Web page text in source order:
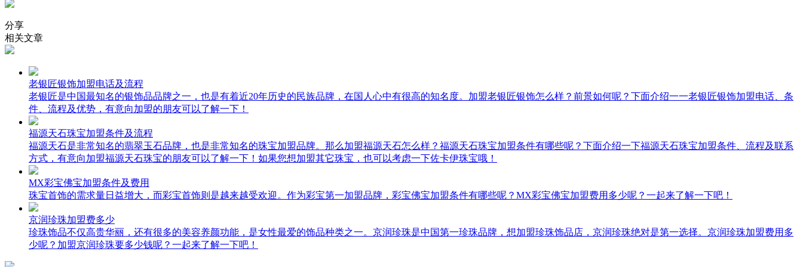
分享
相关文章
老银匠银饰加盟电话及流程
老银匠是中国最知名的银饰品品牌之一，也是有着近20年历史的民族品牌，在国人心中有很高的知名度。加盟老银匠银饰怎么样？前景如何呢？下面介绍一一老银匠银饰加盟电话、条
件、流程及优势，有意向加盟的朋友可以了解一下！
福源天石珠宝加盟条件及流程
福源天石是非常知名的翡翠玉石品牌，也是非常知名的珠宝加盟品牌。那么加盟福源天石怎么样？福源天石珠宝加盟条件有哪些呢？下面介绍一下福源天石珠宝加盟条件、流程及联系
方式，有意向加盟福源天石珠宝的朋友可以了解一下！如果您想加盟其它珠宝，也可以考虑一下佐卡伊珠宝哦！
MX彩宝佛宝加盟条件及费用
珠宝首饰的需求量日益增大，而彩宝首饰则是越来越受欢迎。作为彩宝第一加盟品牌，彩宝佛宝加盟条件有哪些呢？MX彩宝佛宝加盟费用多少呢？一起来了解一下吧！
京润珍珠加盟费多少
珍珠饰品不仅高贵华丽，还有很多的美容养颜功能，是女性最爱的饰品种类之一。京润珍珠是中国第一珍珠品牌，想加盟珍珠饰品店，京润珍珠绝对是第一选择。京润珍珠加盟费用多
少呢？加盟京润珍珠要多少钱呢？一起来了解一下吧！